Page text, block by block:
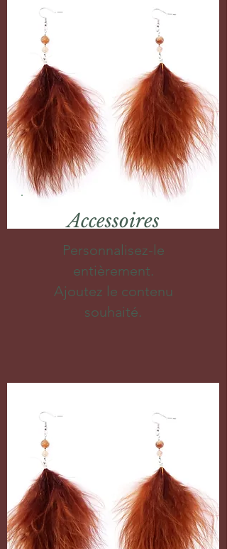
Accessoires
Personnalisez-le
entièrement.
Ajoutez le contenu
souhaité.